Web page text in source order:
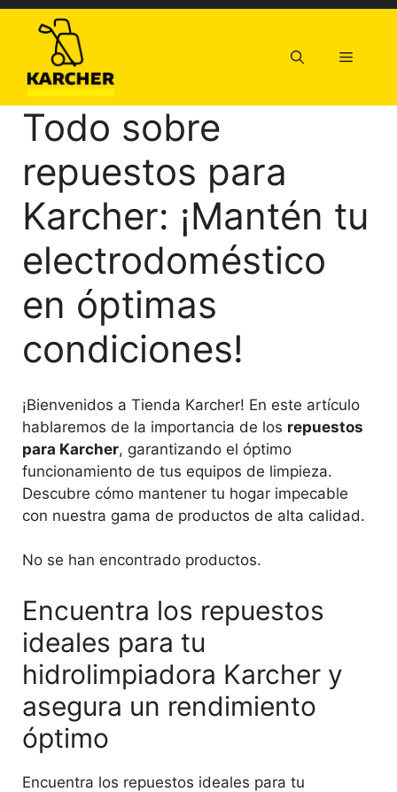
Saltar
contenido
Menú
Todo sobre
repuestos para
Karcher: ¡Mantén tu
electrodoméstico
en óptimas
condiciones!
¡Bienvenidos a Tienda Karcher! En este artículo
hablaremos de la importancia de los repuestos
para Karcher, garantizando el óptimo
funcionamiento de tus equipos de limpieza.
Descubre cómo mantener tu hogar impecable
con nuestra gama de productos de alta calidad.
No se han encontrado productos.
Encuentra los repuestos
ideales para tu
hidrolimpiadora Karcher y
asegura un rendimiento
óptimo
Encuentra los repuestos ideales para tu